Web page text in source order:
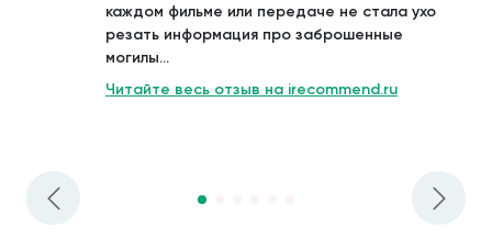
каждом фильме или передаче не стала ухо
резать информация про заброшенные
могилы...
Читайте весь отзыв на irecommend.ru